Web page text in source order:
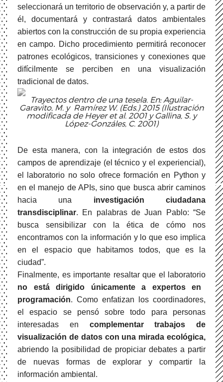
seleccionará un territorio de observación y, a partir de
él, documentará y contrastará datos ambientales
abiertos con la construcción de su propia experiencia
en campo. Dicho procedimiento permitirá reconocer
patrones ecológicos, transiciones y conexiones que
difícilmente se perciben en una visualización
tradicional de datos.
Trayectos dentro de una tesela. En: Aguilar-
Garavito, M. y Ramírez W. (Eds.) 2015 (Ilustración
modificada de Heyer et al. 2001 y Gallina, S. y
López-Gonzáles, C. 2001)
De esta manera, con la integración de estos dos
campos de aprendizaje (el técnico y el experiencial),
el laboratorio no solo ofrece formación en Python y
en el manejo de APIs, sino que busca abrir caminos
hacia una investigación ciudadana
transdisciplinar. En palabras de Juan Pablo: “Se
busca sensibilizar con la ética de cómo nos
encontramos con la información y lo que eso implica
en el espacio que habitamos todos, que es la
ciudad”.
Finalmente, es importante resaltar que el laboratorio
no está dirigido únicamente a expertos en
programación. Como enfatizan los coordinadores,
el espacio se pensó sobre todo para personas
interesadas en complementar trabajos de
visualización de datos con una mirada ecológica,
abriendo la posibilidad de propiciar debates a partir
de nuevas formas de explorar y compartir la
información ambiental.